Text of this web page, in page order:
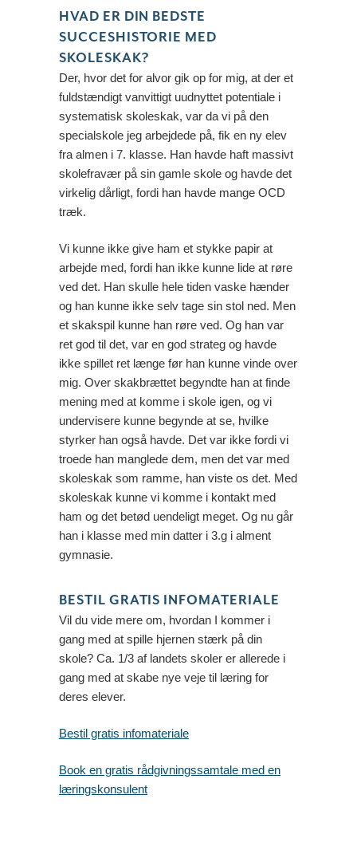
HVAD ER DIN BEDSTE
SUCCESHISTORIE MED
SKOLESKAK?
Der, hvor det for alvor gik op for mig, at der et
fuldstændigt vanvittigt uudnyttet potentiale i
systematisk skoleskak, var da vi på den
specialskole jeg arbejdede på, fik en ny elev
fra almen i 7. klasse. Han havde haft massivt
skolefravær på sin gamle skole og havde det
virkelig dårligt, fordi han havde mange OCD
træk.
Vi kunne ikke give ham et stykke papir at
arbejde med, fordi han ikke kunne lide at røre
ved det. Han skulle hele tiden vaske hænder
og han kunne ikke selv tage sin stol ned. Men
et skakspil kunne han røre ved. Og han var
ret god til det, var en god strateg og havde
ikke spillet ret længe før han kunne vinde over
mig. Over skakbrættet begyndte han at finde
mening med at komme i skole igen, og vi
undervisere kunne begynde at se, hvilke
styrker han også havde. Det var ikke fordi vi
troede han manglede dem, men det var med
skoleskak som ramme, han viste os det. Med
skoleskak kunne vi komme i kontakt med
ham og det betød uendeligt meget. Og nu går
han i klasse med min datter i 3.g i alment
gymnasie.
BESTIL GRATIS INFOMATERIALE
Vil du vide mere om, hvordan I kommer i
gang med at spille hjernen stærk på din
skole? Ca. 1/3 af landets skoler er allerede i
gang med at skabe nye veje til læring for
deres elever.
Bestil gratis infomateriale
Book en gratis rådgivningssamtale med en
læringskonsulent